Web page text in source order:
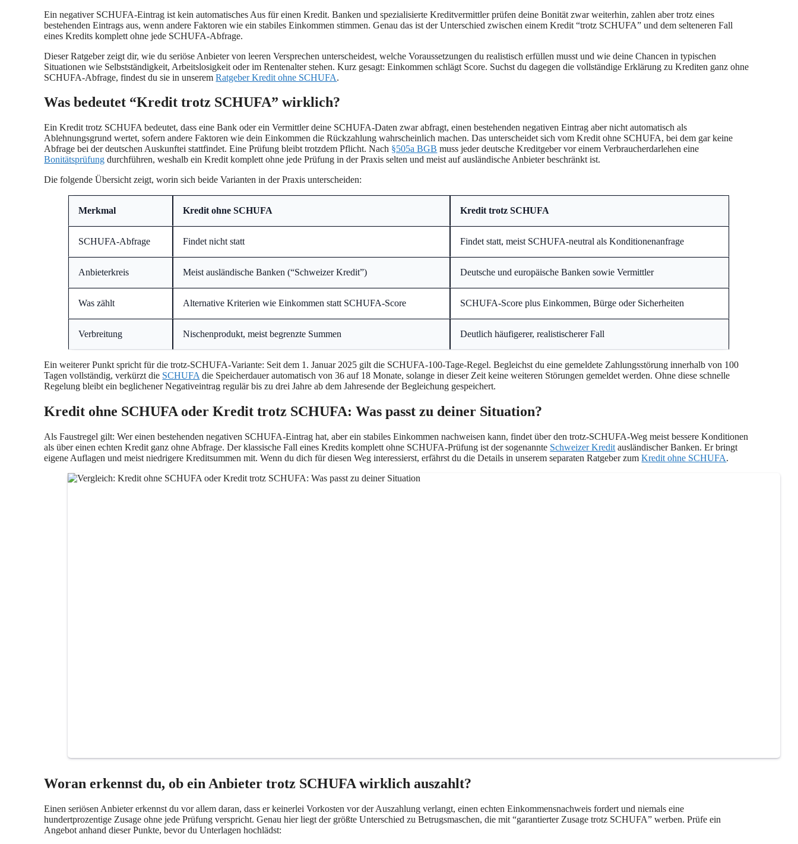
Ein negativer SCHUFA-Eintrag ist kein automatisches Aus für einen Kredit. Banken und spezialisierte Kreditvermittler prüfen deine Bonität zwar weiterhin, zahlen aber trotz eines
bestehenden Eintrags aus, wenn andere Faktoren wie ein stabiles Einkommen stimmen. Genau das ist der Unterschied zwischen einem Kredit “trotz SCHUFA” und dem selteneren Fall
eines Kredits komplett ohne jede SCHUFA-Abfrage.
Dieser Ratgeber zeigt dir, wie du seriöse Anbieter von leeren Versprechen unterscheidest, welche Voraussetzungen du realistisch erfüllen musst und wie deine Chancen in typischen
Situationen wie Selbstständigkeit, Arbeitslosigkeit oder im Rentenalter stehen. Kurz gesagt: Einkommen schlägt Score. Suchst du dagegen die vollständige Erklärung zu Krediten ganz ohne
SCHUFA-Abfrage, findest du sie in unseremRatgeber Kredit ohne SCHUFA.
Was bedeutet “Kredit trotz SCHUFA” wirklich?
Ein Kredit trotz SCHUFA bedeutet, dass eine Bank oder ein Vermittler deine SCHUFA-Daten zwar abfragt, einen bestehenden negativen Eintrag aber nicht automatisch als
Ablehnungsgrund wertet, sofern andere Faktoren wie dein Einkommen die Rückzahlung wahrscheinlich machen. Das unterscheidet sich vom Kredit ohne SCHUFA, bei dem gar keine
Abfrage bei der deutschen Auskunftei stattfindet. Eine Prüfung bleibt trotzdem Pflicht. Nach §505a BGB muss jeder deutsche Kreditgeber vor einem Verbraucherdarlehen eine
Bonitätsprüfung durchführen, weshalb ein Kredit komplett ohne jede Prüfung in der Praxis selten und meist auf ausländische Anbieter beschränkt ist.
Die folgende Übersicht zeigt, worin sich beide Varianten in der Praxis unterscheiden:
Merkmal Kredit ohne SCHUFA Kredit trotz SCHUFA
SCHUFA-Abfrage Findet nicht statt Findet statt, meist SCHUFA-neutral als Konditionenanfrage
Anbieterkreis Meist ausländische Banken (“Schweizer Kredit”) Deutsche und europäische Banken sowie Vermittler
Was zählt Alternative Kriterien wie Einkommen statt SCHUFA-Score SCHUFA-Score plus Einkommen, Bürge oder Sicherheiten
Verbreitung Nischenprodukt, meist begrenzte Summen Deutlich häufigerer, realistischerer Fall
Ein weiterer Punkt spricht für die trotz-SCHUFA-Variante: Seit dem 1. Januar 2025 gilt die SCHUFA-100-Tage-Regel. Begleichst du eine gemeldete Zahlungsstörung innerhalb von 100
Tagen vollständig, verkürzt die SCHUFA die Speicherdauer automatisch von 36 auf 18 Monate, solange in dieser Zeit keine weiteren Störungen gemeldet werden. Ohne diese schnelle
Regelung bleibt ein beglichener Negativeintrag regulär bis zu drei Jahre ab dem Jahresende der Begleichung gespeichert.
Kredit ohne SCHUFA oder Kredit trotz SCHUFA: Was passt zu deiner Situation?
Als Faustregel gilt: Wer einen bestehenden negativen SCHUFA-Eintrag hat, aber ein stabiles Einkommen nachweisen kann, findet über den trotz-SCHUFA-Weg meist bessere Konditionen
als über einen echten Kredit ganz ohne Abfrage. Der klassische Fall eines Kredits komplett ohne SCHUFA-Prüfung ist der sogenannte Schweizer Kredit ausländischer Banken. Er bringt
eigene Auflagen und meist niedrigere Kreditsummen mit. Wenn du dich für diesen Weg interessierst, erfährst du die Details in unserem separaten Ratgeber zumKredit ohne SCHUFA.
Woran erkennst du, ob ein Anbieter trotz SCHUFA wirklich auszahlt?
Einen seriösen Anbieter erkennst du vor allem daran, dass er keinerlei Vorkosten vor der Auszahlung verlangt, einen echten Einkommensnachweis fordert und niemals eine
hundertprozentige Zusage ohne jede Prüfung verspricht. Genau hier liegt der größte Unterschied zu Betrugsmaschen, die mit “garantierter Zusage trotz SCHUFA” werben. Prüfe ein
Angebot anhand dieser Punkte, bevor du Unterlagen hochlädst: